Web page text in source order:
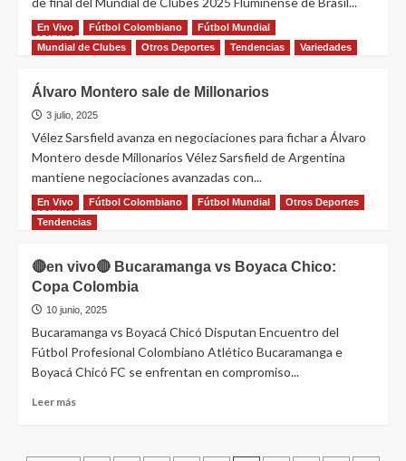
Leer más
En Vivo Fútbol Colombiano
Fútbol Mundial
Mundial de Clubes
Otros Deportes Tendencias Variedades
Álvaro Montero sale de Millonarios
3 julio, 2025
Vélez Sarsfield avanza en negociaciones para fichar a Álvaro
Montero desde Millonarios Vélez Sarsfield de Argentina
mantiene negociaciones avanzadas con...
Leer más
En Vivo Fútbol Colombiano Fútbol Mundial
Otros Deportes
Tendencias
🔴en vivo🔴 Bucaramanga vs Boyaca Chico:
Copa Colombia
10 junio, 2025
Bucaramanga vs Boyacá Chicó Disputan Encuentro del
Fútbol Profesional Colombiano Atlético Bucaramanga e
Boyacá Chicó FC se enfrentan en compromiso...
Leer más